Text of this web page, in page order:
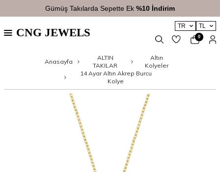
Gümüş Takılarda Sepette Ek %10 İndirim
TR TL
CNG JEWELS 0
Anasayfa
ALTIN
TAKILAR
Altın
Kolyeler
14 Ayar Altın Akrep Burcu
Kolye